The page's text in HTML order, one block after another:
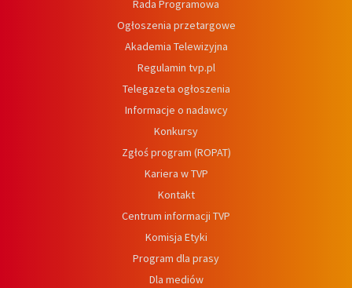
Rada Programowa
Ogłoszenia przetargowe
Akademia Telewizyjna
Regulamin tvp.pl
Telegazeta ogłoszenia
Informacje o nadawcy
Konkursy
Zgłoś program (ROPAT)
Kariera w TVP
Kontakt
Centrum informacji TVP
Komisja Etyki
Program dla prasy
Dla mediów